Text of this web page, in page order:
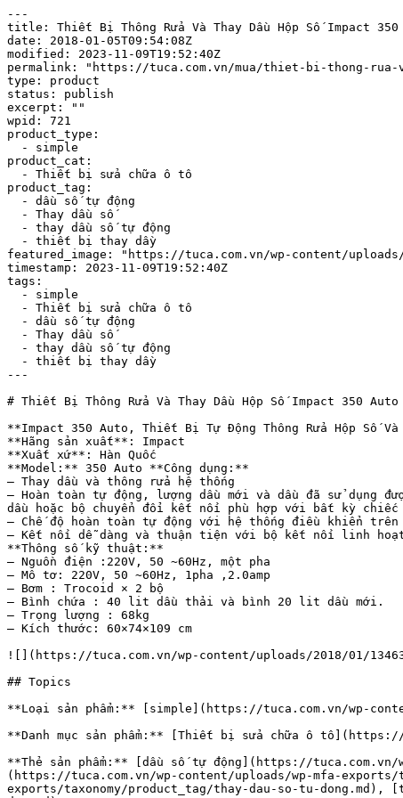
---
title: Thiết Bị Thông Rửa Và Thay Dầu Hộp Số Impact 350
date: 2018-01-05T09:54:08Z
modified: 2023-11-09T19:52:40Z
permalink: "https://tuca.com.vn/mua/thiet-bi-thong-rua-
type: product
status: publish
excerpt: ""
wpid: 721
product_type:
product_cat:
product_tag:
featured_image: "https://tuca.com.vn/wp-content/
timestamp: 2023-11-09T19:52:40Z
tags:
---
# Thiết Bị Thông Rửa Và Thay Dầu Hộp Số Impact 350 Auto
**Impact 350 Auto, Thiết Bị Tự Động Thông Rửa Hộp Số Và
**Hãng sản xuất**: Impact
**Xuất xứ**: Hàn Quốc
**Model:** 350 Auto **Công dụng:**
– Thay dầu và thông rửa hệ thống
– Hoàn toàn tự động, lượng dầu mới và dầu đã sử dụng
dầu hoặc bộ chuyển đổi kết nối phù hợp với bất kỳ chiếc
– Chế độ hoàn toàn tự động với hệ thống điều khiển trên
– Kết nối dễ dàng và thuận tiện với bộ kết nối linh
**Thông số kỹ thuật:**
– Nguồn điện :220V, 50 ~60Hz, một pha
– Mô tơ: 220V, 50 ~60Hz, 1pha ,2.0amp
– Bơm : Trocoid × 2 bộ
– Bình chứa : 40 lit dầu thải và bình 20 lit dầu mới.
– Trọng lượng : 68kg
– Kích thước: 60×74×109 cm
![](https://tuca.com.vn/wp-content/uploads/2018/01/
## Topics
**Loại sản phẩm:** [simple](https://tuca.com.vn/wp-
**Danh mục sản phẩm:** [Thiết bị sửa chữa ô
**Thẻ sản phẩm:** [dầu số tự động](https://tuca.com.vn/
(https://tuca.com.vn/wp-content/uploads/wp-mfa-
exports/taxonomy/product_tag/thay-dau-so-tu-